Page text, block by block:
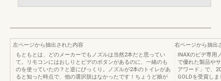
左ページから抽出された内容
もともとは、どのメーカーでもノズルは当然2本だと思ってい
て。リモコンにはおしりとビデのボタンがあるのに、一緒のも
のを使っていたの？と逆にびっくり。ノズルが2本のトイレがあ
ると知った時点で、他の選択肢はなかったです！ちょうど娘が
右ページから抽出
INAXのビデ専用
で優れた製品や
アワード」で、
GOLDを受賞し